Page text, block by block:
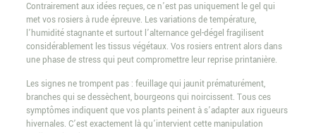
Contrairement aux idées reçues, ce n’est pas uniquement le gel qui
met vos rosiers à rude épreuve. Les variations de température,
l’humidité stagnante et surtout l’alternance gel-dégel fragilisent
considérablement les tissus végétaux. Vos rosiers entrent alors dans
une phase de stress qui peut compromettre leur reprise printanière.
Les signes ne trompent pas : feuillage qui jaunit prématurément,
branches qui se dessèchent, bourgeons qui noircissent. Tous ces
symptômes indiquent que vos plants peinent à s’adapter aux rigueurs
hivernales. C’est exactement là qu’intervient cette manipulation